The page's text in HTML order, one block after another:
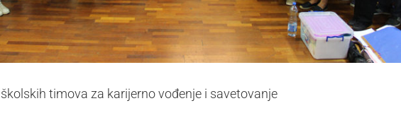
timova za karijerno vođenje i savetovanje